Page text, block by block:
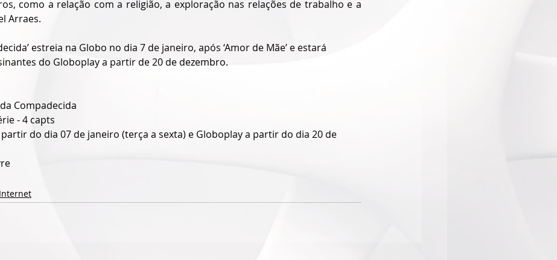
como a relação com a religião, a exploração nas relações de trabalho e a
Arraes.
estreia na Globo no dia 7 de janeiro, após ‘Amor de Mãe’ e estará
do Globoplay a partir de 20 de dezembro.
Compadecida
- 4 capts
partir do dia 07 de janeiro (terça a sexta) e Globoplay a partir do dia 20 de